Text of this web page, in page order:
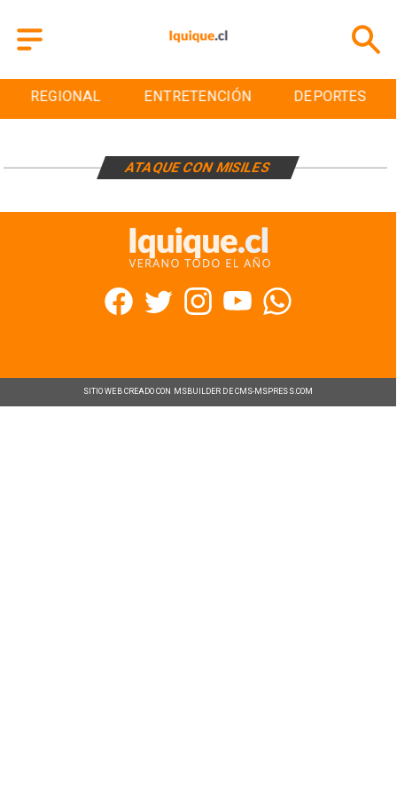
REGIONAL ENTRETENCIÓN DEPORTES
ATAQUE CON MISILES
SITIO WEB CREADO CON MSBUILDER DE CMS-MSPRESS.COM